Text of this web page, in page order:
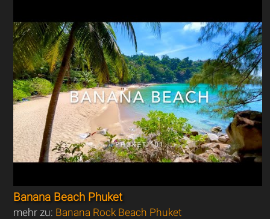
Banana Beach Phuket
mehr zu: Banana Rock Beach Phuket